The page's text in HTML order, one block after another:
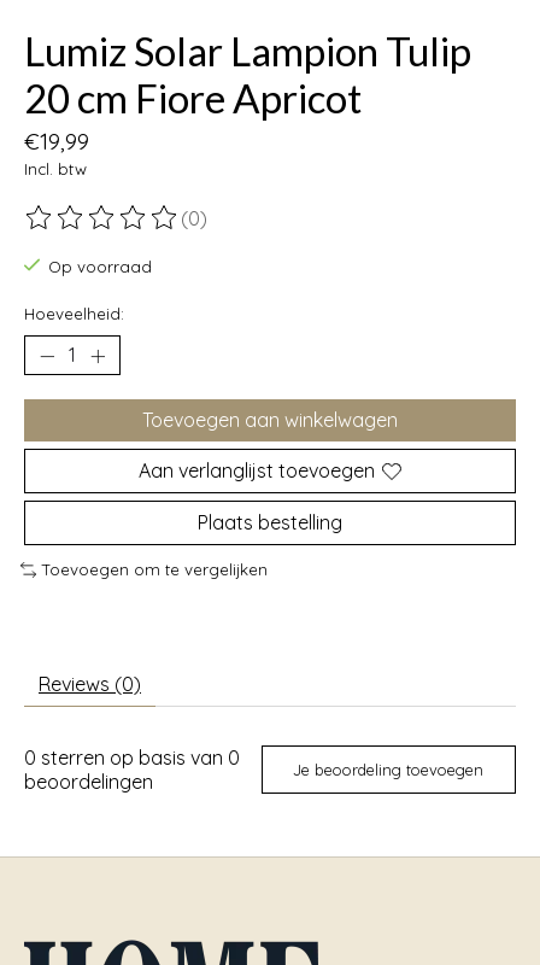
Lumiz Solar Lampion Tulip
20 cm Fiore Apricot
€19,99
Incl. btw
De beoordeling van dit product is
(0)
Op voorraad
Hoeveelheid:
Toevoegen aan winkelwagen
Aan verlanglijst toevoegen
Plaats bestelling
Toevoegen om te vergelijken
Reviews (0)
0 sterren op basis van 0
beoordelingen
Je beoordeling toevoegen